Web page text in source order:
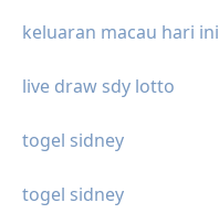
keluaran macau hari ini
live draw sdy lotto
togel sidney
togel sidney